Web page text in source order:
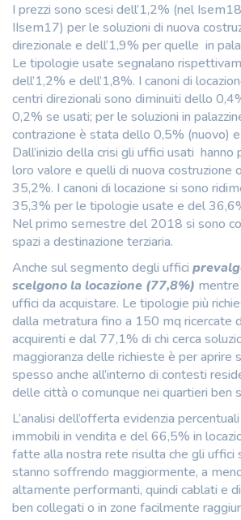
I prezzi sono scesi dell’1,2% (nel
IIsem17) per le soluzioni di nuova
direzionale e dell’1,9% per quelle in
Le tipologie usate segnalano
dell’1,2% e dell’1,8%. I canoni di
centri direzionali sono diminuiti dello
0,2% se usati; per le soluzioni in
contrazione è stata dello 0,5% (nuovo)
Dall’inizio della crisi gli uffici usati
loro valore e quelli di nuova costruzione
35,2%. I canoni di locazione si sono
35,3% per le tipologie usate e del
Nel primo semestre del 2018 si sono
spazi a destinazione terziaria.
Anche sul segmento degli uffici
scelgono la locazione (77,8%)
uffici da acquistare. Le tipologie più
dalla metratura fino a 150 mq ricercate
acquirenti e dal 77,1% di chi cerca
maggioranza delle richieste è per aprire
spesso anche all’interno di contesti
delle città o comunque nei quartieri ben
L’analisi dell’offerta evidenzia
immobili in vendita e del 66,5% in
fatte alla nostra rete risulta che gli uffici
stanno soffrendo maggiormente, a
altamente performanti, quindi cablati e
ben collegati o in zone facilmente